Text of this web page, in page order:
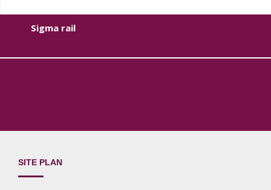
Sigma rail
SITE PLAN